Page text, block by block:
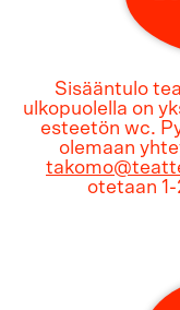
Sisääntulo
ulkopuolella on
esteetön wc.
olemaan
otetaan